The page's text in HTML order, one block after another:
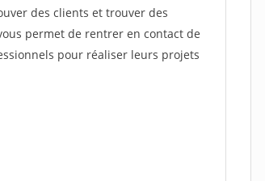
des clients et trouver des
permet de rentrer en contact de
pour réaliser leurs projets